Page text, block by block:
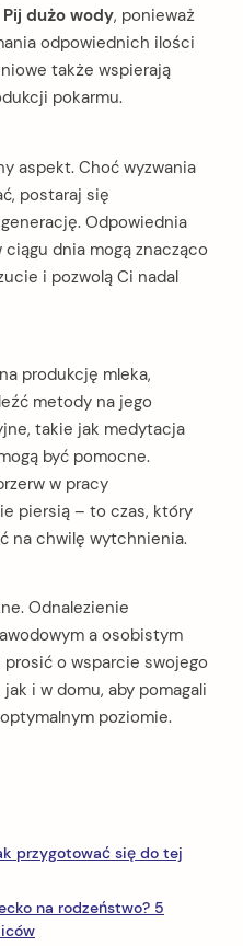
Pij dużo wody, ponieważ
odpowiednich ilości
także wspierają
pokarmu.
aspekt. Choć wyzwania
postaraj się
Odpowiednia
dnia mogą znacząco
i pozwolą Ci nadal
produkcję mleka,
metody na jego
takie jak medytacja
być pomocne.
w pracy
piersią – to czas, który
na chwilę wytchnienia.
Odnalezienie
a osobistym
o wsparcie swojego
i w domu, aby pomagali
poziomie.
przygotować się do tej
na rodzeństwo? 5